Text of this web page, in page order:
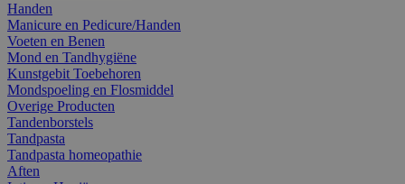
Handen
Manicure en Pedicure/Handen
Voeten en Benen
Mond en Tandhygiëne
Kunstgebit Toebehoren
Mondspoeling en Flosmiddel
Overige Producten
Tandenborstels
Tandpasta
Tandpasta homeopathie
Aften